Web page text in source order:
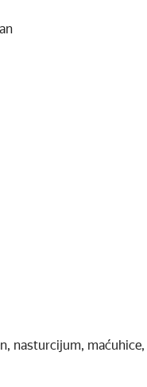
nasturcijum, maćuhice,